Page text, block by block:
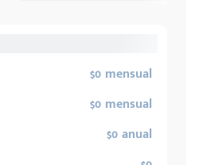
$0 mensual
$0 mensual
$0 anual